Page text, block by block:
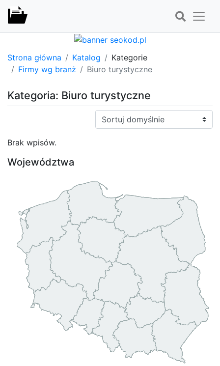
Strona główna Katalog
Kategorie
Firmy wg branż
Biuro turystyczne
Kategoria: Biuro turystyczne
Sortuj:
Brak wpisów.
Województwa